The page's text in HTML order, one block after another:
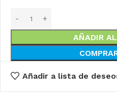
AÑADIR
Añadir a lista de